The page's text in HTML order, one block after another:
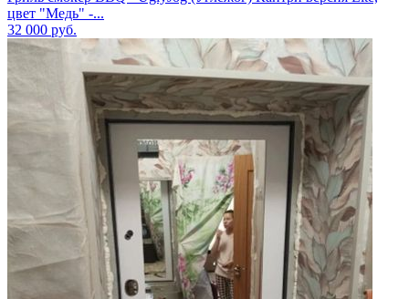
цвет "Медь" -...
32 000 руб.